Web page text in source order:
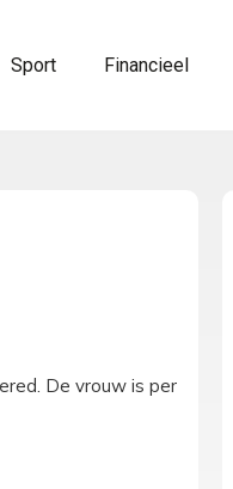
Sport Financieel
De vrouw is per